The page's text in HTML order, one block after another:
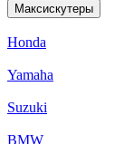
Максискутеры
Honda
Yamaha
Suzuki
BMW